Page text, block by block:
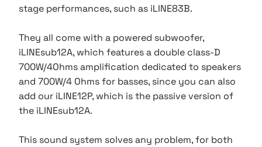
stage performances, such as iLINE83B.
They all come with a powered subwoofer,
iLINEsub12A, which features a double class-D
700W/4Ohms amplification dedicated to speakers
and 700W/4 Ohms for basses, since you can also
add our iLINE12P, which is the passive version of
the iLINEsub12A.
This sound system solves any problem, for both